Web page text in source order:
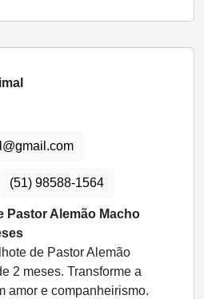
(51) 98588-1564
Pastor Alemão Macho
de Pastor Alemão
2 meses. Transforme a
amor e companheirismo.